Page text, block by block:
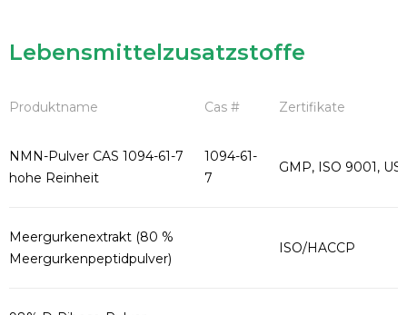
Lebensmittelzusatzstoffe
Produktname Cas # Zertifikate
NMN-Pulver CAS 1094-61-7
hohe Reinheit
1094-61-
7
GMP, ISO 9001,
Meergurkenextrakt (80 %
Meergurkenpeptidpulver)
ISO/HACCP